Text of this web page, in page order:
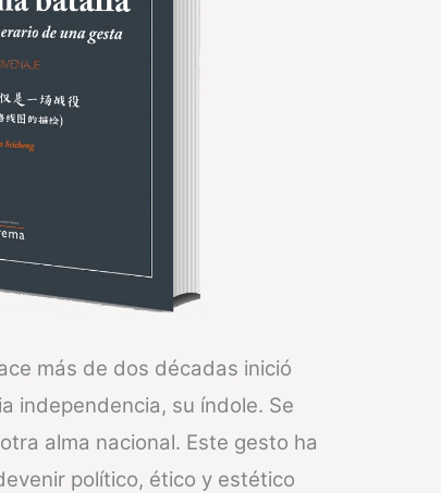
más de dos décadas inició
independencia, su índole. Se
alma nacional. Este gesto ha
político, ético y estético